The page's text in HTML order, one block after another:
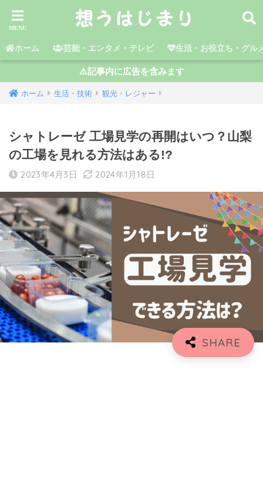
ホーム 芸能・エンタメ・テレビ 生活・お役立ち・グル
⚠️記事内に広告を含みます
ホーム 生活・技術 観光・レジャー
シャトレーゼ 工場見学の再開はいつ？山梨
の工場を見れる方法はある!?
2023年4月3日 2024年1月18日